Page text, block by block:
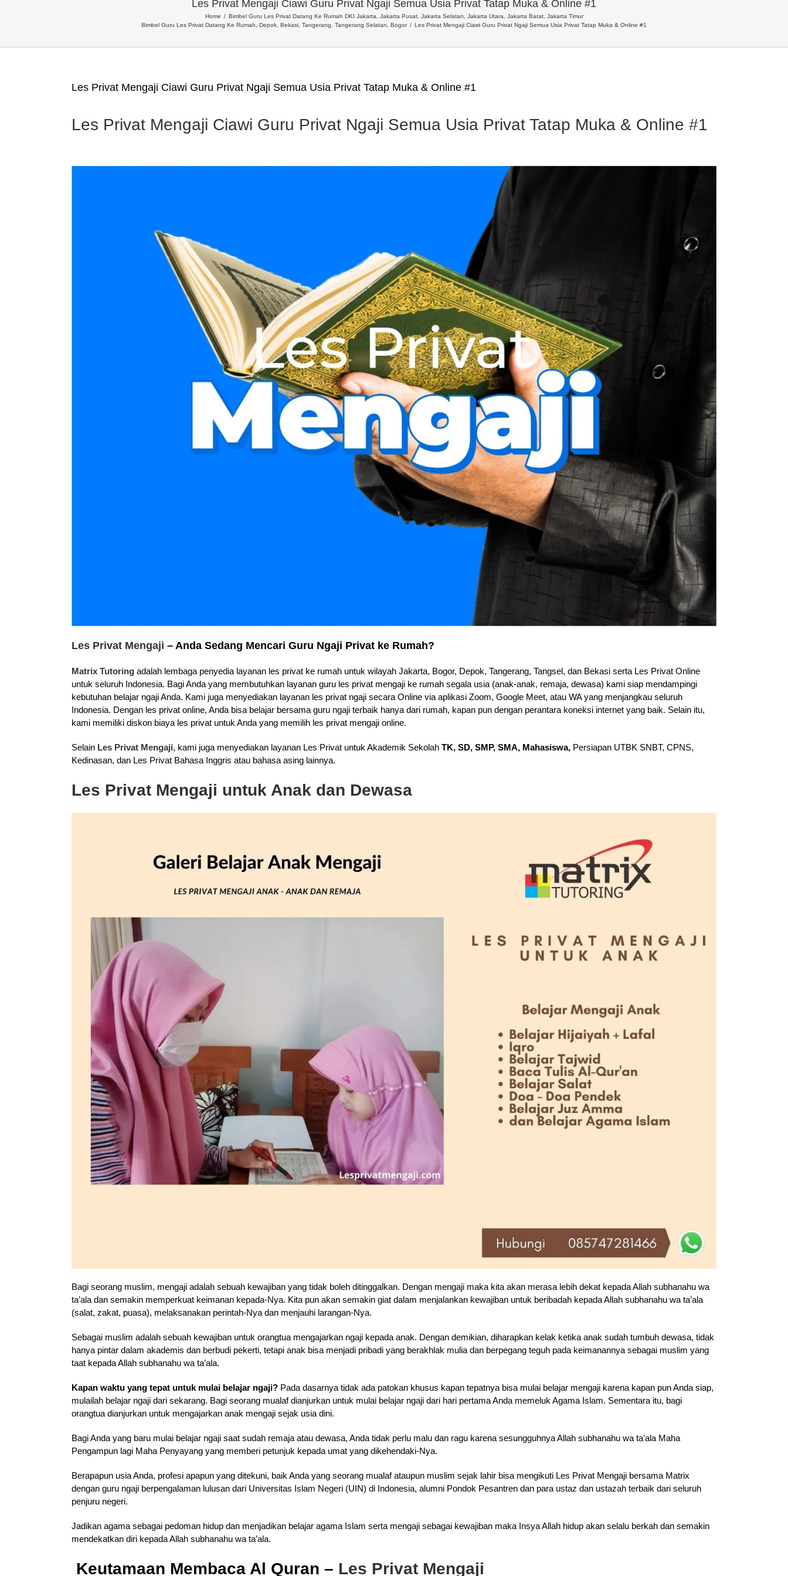
Les Privat Mengaji Ciawi Guru Privat Ngaji Semua Usia Privat Tatap Muka & Online #1
Home
Bimbel Guru Les Privat Datang Ke Rumah DKI Jakarta, Jakarta Pusat, Jakarta Selatan, Jakarta Utara, Jakarta Barat, Jakarta Timur
Bimbel Guru Les Privat Datang Ke Rumah, Depok, Bekasi, Tangerang, Tangerang Selatan, Bogor
Les Privat Mengaji Ciawi Guru Privat Ngaji Semua Usia Privat Tatap Muka & Online #1
Les Privat Mengaji Ciawi Guru Privat Ngaji Semua Usia Privat Tatap Muka & Online #1
Les Privat Mengaji Ciawi Guru Privat Ngaji Semua Usia Privat Tatap Muka & Online #1
Les Privat Mengaji – Anda Sedang Mencari Guru Ngaji Privat ke Rumah?
Matrix Tutoringadalah lembaga penyedia layanan les privat ke rumah untuk wilayah Jakarta, Bogor, Depok, Tangerang, Tangsel, dan Bekasi serta Les Privat Online
untuk seluruh Indonesia. Bagi Anda yang membutuhkan layanan guru les privat mengaji ke rumah segala usia (anak-anak, remaja, dewasa) kami siap mendampingi
kebutuhan belajar ngaji Anda. Kami juga menyediakan layanan les privat ngaji secara Online via aplikasi Zoom, Google Meet, atau WA yang menjangkau seluruh
Indonesia. Dengan les privat online, Anda bisa belajar bersama guru ngaji terbaik hanya dari rumah, kapan pun dengan perantara koneksi internet yang baik. Selain itu,
kami memiliki diskon biaya les privat untuk Anda yang memilih les privat mengaji online.
Selain Les Privat Mengaji, kami juga menyediakan layanan Les Privat untuk Akademik Sekolah TK, SD, SMP, SMA, Mahasiswa,Persiapan UTBK SNBT, CPNS,
Kedinasan, dan Les Privat Bahasa Inggris atau bahasa asing lainnya.
Les Privat Mengaji untuk Anak dan Dewasa
Bagi seorang muslim, mengaji adalah sebuah kewajiban yang tidak boleh ditinggalkan. Dengan mengaji maka kita akan merasa lebih dekat kepada Allah subhanahu wa
ta’ala dan semakin memperkuat keimanan kepada-Nya. Kita pun akan semakin giat dalam menjalankan kewajiban untuk beribadah kepada Allah subhanahu wa ta’ala
(salat, zakat, puasa), melaksanakan perintah-Nya dan menjauhi larangan-Nya.
Sebagai muslim adalah sebuah kewajiban untuk orangtua mengajarkan ngaji kepada anak. Dengan demikian, diharapkan kelak ketika anak sudah tumbuh dewasa, tidak
hanya pintar dalam akademis dan berbudi pekerti, tetapi anak bisa menjadi pribadi yang berakhlak mulia dan berpegang teguh pada keimanannya sebagai muslim yang
taat kepada Allah subhanahu wa ta’ala.
Kapan waktu yang tepat untuk mulai belajar ngaji?Pada dasarnya tidak ada patokan khusus kapan tepatnya bisa mulai belajar mengaji karena kapan pun Anda siap,
mulailah belajar ngaji dari sekarang. Bagi seorang mualaf dianjurkan untuk mulai belajar ngaji dari hari pertama Anda memeluk Agama Islam. Sementara itu, bagi
orangtua dianjurkan untuk mengajarkan anak mengaji sejak usia dini.
Bagi Anda yang baru mulai belajar ngaji saat sudah remaja atau dewasa, Anda tidak perlu malu dan ragu karena sesungguhnya Allah subhanahu wa ta’ala Maha
Pengampun lagi Maha Penyayang yang memberi petunjuk kepada umat yang dikehendaki-Nya.
Berapapun usia Anda, profesi apapun yang ditekuni, baik Anda yang seorang mualaf ataupun muslim sejak lahir bisa mengikuti Les Privat Mengaji bersama Matrix
dengan guru ngaji berpengalaman lulusan dari Universitas Islam Negeri (UIN) di Indonesia, alumni Pondok Pesantren dan para ustaz dan ustazah terbaik dari seluruh
penjuru negeri.
Jadikan agama sebagai pedoman hidup dan menjadikan belajar agama Islam serta mengaji sebagai kewajiban maka Insya Allah hidup akan selalu berkah dan semakin
mendekatkan diri kepada Allah subhanahu wa ta’ala.
Keutamaan Membaca Al Quran – Les Privat Mengaji